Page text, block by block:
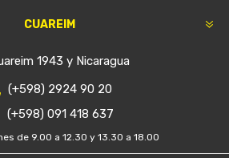
CUAREIM
1943 y Nicaragua
(+598) 2924 90 20
(+598) 091 418 637
de 9.00 a 12.30 y 13.30 a 18.00